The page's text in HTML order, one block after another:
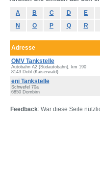
A B C D
E
N
O P Q R
Adresse
OMV Tankstelle
Autobahn A2 (Südautobahn), km 190
8143 Dobl (Kaiserwald)
eni Tankstelle
Schwefel 70a
6850 Dornbirn
Feedback: War diese Seite